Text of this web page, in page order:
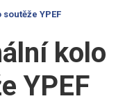
YPEF
kolo
YPEF